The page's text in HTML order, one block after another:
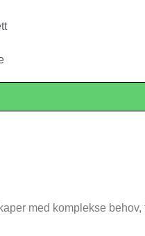
med komplekse